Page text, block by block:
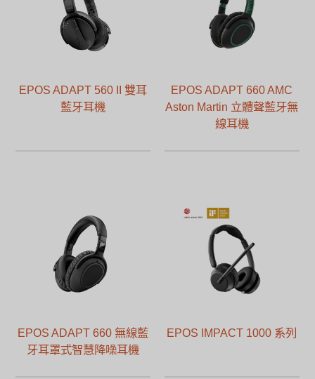
EPOS ADAPT 560 II 雙耳
藍牙耳機
EPOS ADAPT 660 AMC
Aston Martin 立體聲藍牙無
線耳機
EPOS ADAPT 660 無線藍
牙耳罩式智慧降噪耳機
EPOS IMPACT 1000 系列